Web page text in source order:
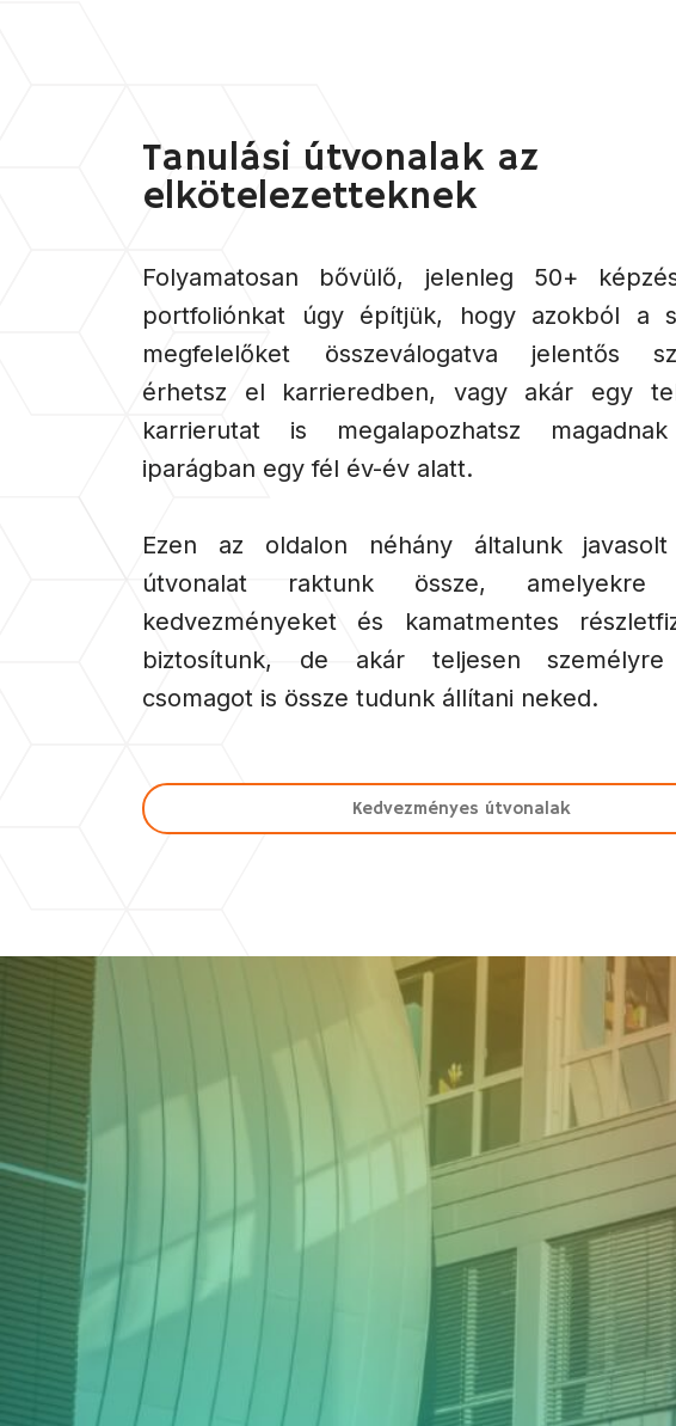
Tanulási útvonalak az
elkötelezetteknek
Folyamatosan bővülő, jelenleg 50+
portfoliónkat úgy építjük, hogy azokból a
megfelelőket összeválogatva jelentős
érhetsz el karrieredben, vagy akár egy
karrierutat is megalapozhatsz
iparágban egy fél év-év alatt.
Ezen az oldalon néhány általunk javasolt
útvonalat raktunk össze, amelyekre
kedvezményeket és kamatmentes
biztosítunk, de akár teljesen személyre
csomagot is össze tudunk állítani neked.
Kedvezményes útvonalak